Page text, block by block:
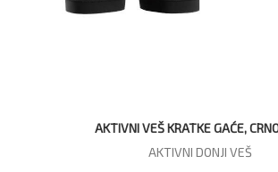
AKTIVNI VEŠ KRATKE GAĆE,
AKTIVNI DONJI VEŠ